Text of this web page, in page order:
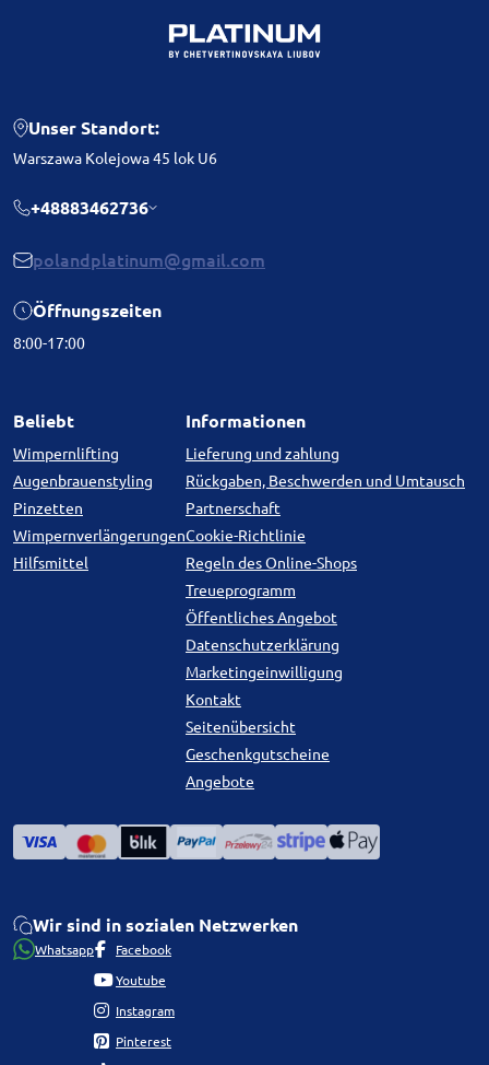
Unser Standort:
Warszawa Kolejowa 45 lok U6
+48883462736
polandplatinum@gmail.com
Öffnungszeiten
8:00-17:00
Beliebt
Wimpernlifting
Augenbrauenstyling
Pinzetten
Wimpernverlängerungen
Hilfsmittel
Informationen
Lieferung und zahlung
Rückgaben, Beschwerden und Umtausch
Partnerschaft
Cookie-Richtlinie
Regeln des Online-Shops
Treueprogramm
Öffentliches Angebot
Datenschutzerklärung
Marketingeinwilligung
Kontakt
Seitenübersicht
Geschenkgutscheine
Angebote
Wir sind in sozialen Netzwerken
Whatsapp Facebook
Youtube
Instagram
Pinterest